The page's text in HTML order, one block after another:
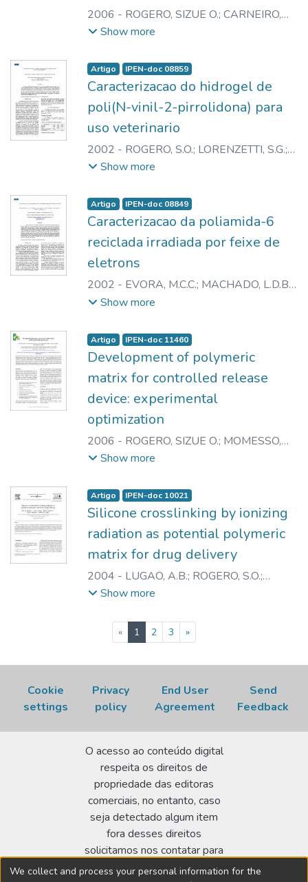
2006 - ROGERO, SIZUE O.; CARNEIRO,
NADIA L.S.;LOPERGOLO, LILIAN C.
Show more
Artigo IPEN-doc 08859
Caracterizacao do hidrogel de
poli(N-vinil-2-pirrolidona) para
uso veterinario
2002 - ROGERO, S.O.; LORENZETTI, S.G.;
LOPERGOLO, L.C.
Show more
Artigo IPEN-doc 08849
Caracterizacao da poliamida-6
reciclada irradiada por feixe de
eletrons
2002 - EVORA, M.C.C.; MACHADO, L.D.B.;
LOURENCO, V.L.
Show more
Artigo IPEN-doc 11460
Development of polymeric
matrix for controlled release
device: experimental
optimization
2006 - ROGERO, SIZUE O.; MOMESSO,
ROBERTA G.R.A.P.
ADEMAR B.
Show more
Artigo IPEN-doc 10021
Silicone crosslinking by ionizing
radiation as potential polymeric
matrix for drug delivery
2004 - LUGAO, A.B.; ROGERO, S.O.;
SOUSA, J.S.;ALARIO JUNIOR, D.
Show more
« 1 (current)
2 3 »
Cookie
settings
Privacy
policy
End User
Agreement
Send
Feedback
O acesso ao conteúdo digital
respeita os direitos de
propriedade das editoras
comerciais, no entanto, caso
seja detectado algum item
fora desses direitos
solicitamos nos contatar para
realizar a regularização.
We collect and process your personal information for the